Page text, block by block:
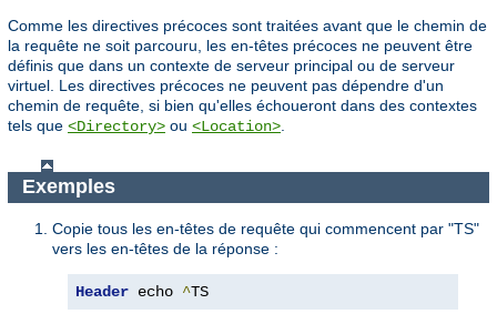
Comme les directives précoces sont traitées avant que le chemin de
la requête ne soit parcouru, les en-têtes précoces ne peuvent être
définis que dans un contexte de serveur principal ou de serveur
virtuel. Les directives précoces ne peuvent pas dépendre d'un
chemin de requête, si bien qu'elles échoueront dans des contextes
tels que <Directory> ou <Location>
Exemples
Copie tous les en-têtes de requête qui commencent par "TS"
vers les en-têtes de la réponse :
Header echo ^TS